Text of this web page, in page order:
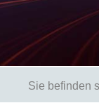
Sie befinden